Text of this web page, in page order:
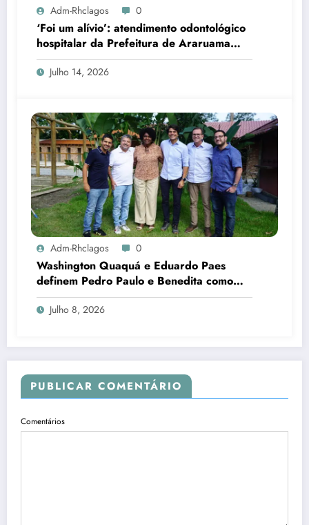
Adm-Rhclagos 0
‘Foi um alívio’: atendimento odontológico
hospitalar da Prefeitura de Araruama
transforma rotina de famílias atípicas
Julho 14, 2026
Adm-Rhclagos 0
Washington Quaquá e Eduardo Paes
definem Pedro Paulo e Benedita como
candidatos ao Senado no Rio
Julho 8, 2026
PUBLICAR COMENTÁRIO
Comentários